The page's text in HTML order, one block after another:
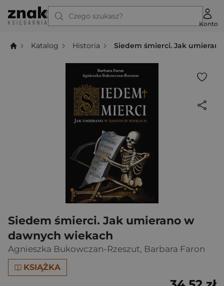
Czego szukasz?
Konto
Katalog Historia Siedem śmierci. Jak
Siedem śmierci. Jak umierano w
dawnych wiekach
Agnieszka Bukowczan-Rzeszut, Barbara Faron
KSIĄŻKA